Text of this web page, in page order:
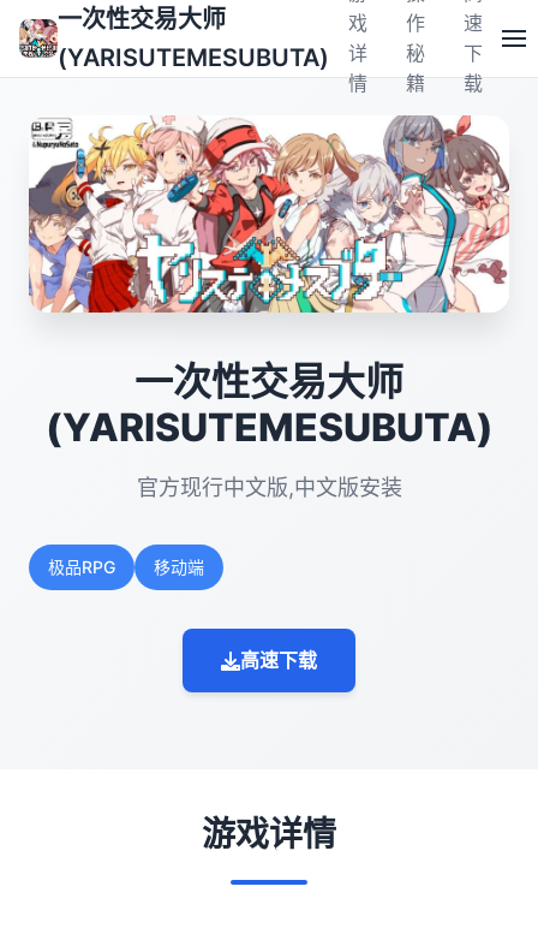
一次性交易大师
(YARISUTEMESUBUTA)
戏
详
情
作
秘
籍
速
下
载
一次性交易大师
(YARISUTEMESUBUTA)
官方现行中文版,中文版安装
极品RPG 移动端
高速下载
游戏详情